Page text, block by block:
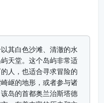
其白色沙滩、清澈的水
天堂。这个岛屿非常适
人，也适合寻求冒险的
岖的地形，或者参与诸
岛的首都奥兰治斯塔德